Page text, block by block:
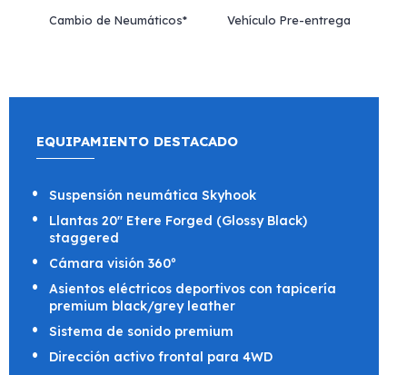
Cambio de Neumáticos* Vehículo Pre-entrega
EQUIPAMIENTO DESTACADO
Suspensión neumática Skyhook
Llantas 20" Etere Forged (Glossy Black)
staggered
Cámara visión 360º
Asientos eléctricos deportivos con tapicería
premium black/grey leather
Sistema de sonido premium
Dirección activo frontal para 4WD